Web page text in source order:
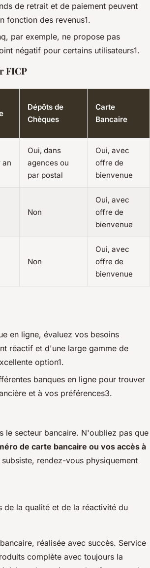
de retrait et de paiement peuvent
fonction des revenus1.
par exemple, ne propose pas
négatif pour certains utilisateurs1.
FICP
Dépôts de
Chèques
Carte
Bancaire
an
Oui, dans
agences ou
par postal
Oui, avec
offre de
bienvenue
Non
Oui, avec
offre de
bienvenue
Non
Oui, avec
offre de
bienvenue
en ligne, évaluez vos besoins
réactif et d'une large gamme de
option1.
banques en ligne pour trouver
et à vos préférences3.
le secteur bancaire. N'oubliez pas que
de carte bancaire ou vos accès à
rendez-vous physiquement
de la qualité et de la réactivité du
réalisée avec succès. Service
complète avec toujours la